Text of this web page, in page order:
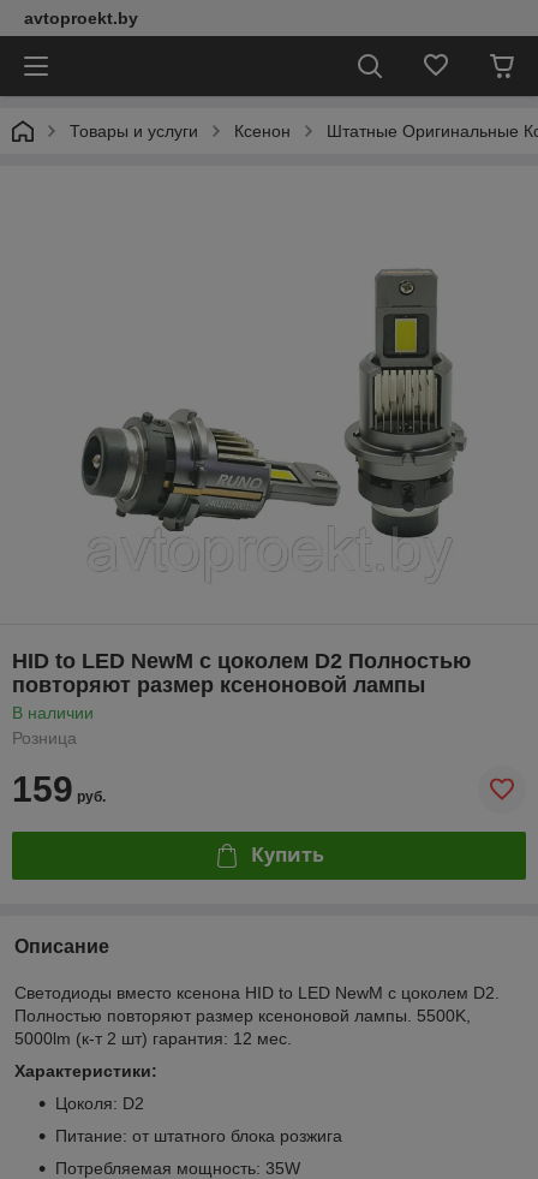
avtoproekt.by
Товары и услуги Ксенон Штатные Оригинальные
HID to LED NewM c цоколем D2 Полностью
повторяют размер ксеноновой лампы
В наличии
Розница
159 руб.
Купить
Описание
Светодиоды вместо ксенона HID to LED NewM c цоколем D2.
Полностью повторяют размер ксеноновой лампы. 5500K,
5000lm (к-т 2 шт) гарантия: 12 мес.
Характеристики:
Цоколя: D2
Питание: от штатного блока розжига
Потребляемая мощность: 35W